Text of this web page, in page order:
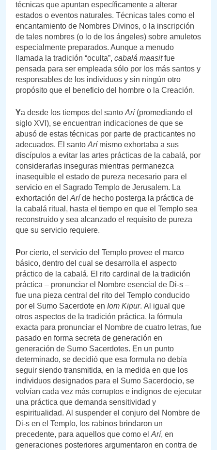
técnicas que apuntan específicamente a alterar
estados o eventos naturales. Técnicas tales como el
encantamiento de Nombres Divinos, o la inscripción
de tales nombres (o lo de los ángeles) sobre amuletos
especialmente preparados. Aunque a menudo
llamada la tradición “oculta”, cabalá maasitfue
pensada para ser empleada sólo por los más santos y
responsables de los individuos y sin ningún otro
propósito que el beneficio del hombre o la Creación.
Ya desde los tiempos del santo Arí(promediando el
siglo XVI), se encuentran indicaciones de que se
abusó de estas técnicas por parte de practicantes no
adecuados. El santo Arímismo exhortaba a sus
discípulos a evitar las artes prácticas de la cabalá, por
considerarlas inseguras mientras permanezca
inasequible el estado de pureza necesario para el
servicio en el Sagrado Templo de Jerusalem. La
exhortación del Aríde hecho posterga la práctica de
la cabalá ritual, hasta el tiempo en que el Templo sea
reconstruido y sea alcanzado el requisito de pureza
que su servicio requiere.
Por cierto, el servicio del Templo provee el marco
básico, dentro del cual se desarrolla el aspecto
práctico de la cabalá. El rito cardinal de la tradición
práctica – pronunciar el Nombre esencial de Di-s –
fue una pieza central del rito del Templo conducido
por el Sumo Sacerdote en Iom Kipur. Al igual que
otros aspectos de la tradición práctica, la fórmula
exacta para pronunciar el Nombre de cuatro letras, fue
pasado en forma secreta de generación en
generación de Sumo Sacerdotes. En un punto
determinado, se decidió que esa formula no debía
seguir siendo transmitida, en la medida en que los
individuos designados para el Sumo Sacerdocio, se
volvían cada vez más corruptos e indignos de ejecutar
una práctica que demanda sensitividad y
espiritualidad. Al suspender el conjuro del Nombre de
Di-s en el Templo, los rabinos brindaron un
precedente, para aquellos que como el Arí, en
generaciones posteriores argumentaron en contra de